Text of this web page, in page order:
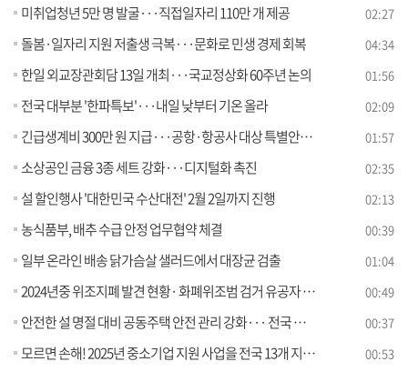
미취업청년 5만 명 발굴···직접일자리 110만 개 제공 02:27
돌봄·일자리 지원 저출생 극복···문화로 민생 경제 회복 04:34
한일 외교장관회담 13일 개최···국교정상화 60주년 논의 01:56
전국 대부분 '한파특보'···내일 낮부터 기온 올라 02:09
긴급생계비 300만 원 지급···공항·항공사 대상 특별안전점검 01:57
소상공인 금융 3종 세트 강화···디지털화 촉진 02:35
설 할인행사 '대한민국 수산대전' 2월 2일까지 진행 02:13
농식품부, 배추 수급 안정 업무협약 체결 00:39
일부 온라인 배송 닭가슴살 샐러드에서 대장균 검출 01:04
2024년중 위조지폐 발견 현황· 화폐위조범 검거 유공자 포상 00:49
안전한 설 명절 대비 공동주택 안전 관리 강화··· 전국 동시 일제 점검 00:37
모르면 손해! 2025년 중소기업 지원 사업을 전국 13개 지역에서 동시에 알려드립니다 00:53